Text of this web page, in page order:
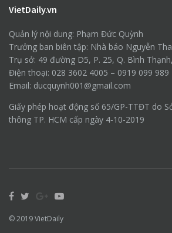
VietDaily.vn
Quản lý nội dung: Phạm Đức Quỳnh
Trưởng ban biên tập: Nhà báo Nguyễn
Trụ sở: 49 đường D5, P. 25, Q. Bình
Điện thoại: 028 3602 4005 – 0919 099 989
Email: ducquynh001@gmail.com
Giấy phép hoạt động số 65/GP-TTĐT do
thông TP. HCM cấp ngày 4-10-2019
© 2019VietDaily